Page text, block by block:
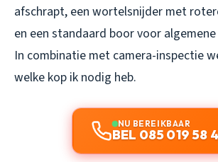
afschrapt, een wortelsnijder met
en een standaard boor voor
In combinatie met camera-inspectie
welke kop ik nodig heb.
NU BEREIKBAAR
BEL 085 019 58